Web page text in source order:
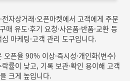
자상거래·오픈마켓에서 고객에게 주문
매 유도·후기 요청·사은품·반품·교환 등
마케팅·고객 관리 도구입니다.
픈율 90% 이상·즉시성·개인화(변수)
률이 낮고, 기록 보관·확인 용이해 고객
크게 높입니다.